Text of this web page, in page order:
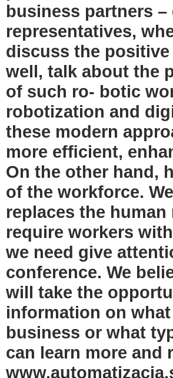
business partners
representatives,
discuss the
well, talk about the
of such ro- botic
robotization and
these modern
more efﬁcient,
On the other hand,
of the workforce.
replaces the
require workers
we need give
conference. We
will take the
information on
business or what
can learn more and